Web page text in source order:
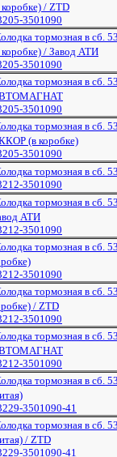
коробке) / ZTD
3501090
тормозная в сб.
коробке) / Завод АТИ
3501090
тормозная в сб.
3501090
тормозная в сб.
(в коробке)
3501090
тормозная в сб.
3501090
тормозная в сб.
АТИ
3501090
тормозная в сб.
3501090
тормозная в сб.
/ ZTD
3501090
тормозная в сб.
3501090
тормозная в сб.
3501090-41
тормозная в сб.
/ ZTD
3501090-41